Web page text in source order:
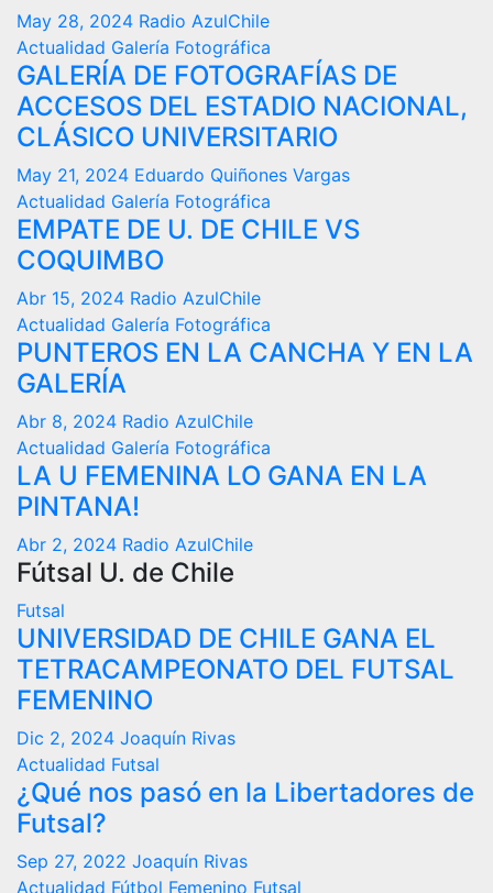
May 28, 2024 Radio AzulChile
Actualidad Galería Fotográfica
GALERÍA DE FOTOGRAFÍAS DE
ACCESOS DEL ESTADIO NACIONAL,
CLÁSICO UNIVERSITARIO
May 21, 2024 Eduardo Quiñones Vargas
Actualidad Galería Fotográfica
EMPATE DE U. DE CHILE VS
COQUIMBO
Abr 15, 2024 Radio AzulChile
Actualidad Galería Fotográfica
PUNTEROS EN LA CANCHA Y EN LA
GALERÍA
Abr 8, 2024 Radio AzulChile
Actualidad Galería Fotográfica
LA U FEMENINA LO GANA EN LA
PINTANA!
Abr 2, 2024 Radio AzulChile
Fútsal U. de Chile
Futsal
UNIVERSIDAD DE CHILE GANA EL
TETRACAMPEONATO DEL FUTSAL
FEMENINO
Dic 2, 2024 Joaquín Rivas
Actualidad Futsal
¿Qué nos pasó en la Libertadores de
Futsal?
Sep 27, 2022 Joaquín Rivas
Actualidad Fútbol Femenino Futsal